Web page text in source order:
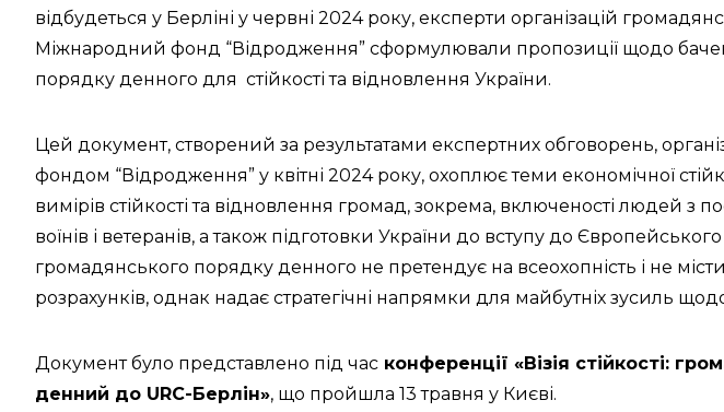
відбудеться у Берліні у червні 2024 року, експерти організацій
Міжнародний фонд “Відродження” сформулювали пропозиції щодо
порядку денного для стійкості та відновлення України.
Цей документ, створений за результатами експертних обговорень,
фондом “Відродження” у квітні 2024 року, охоплює теми економічної
вимірів стійкості та відновлення громад, зокрема, включеності людей з
воїнів і ветеранів, а також підготовки України до вступу до Європейського
громадянського порядку денного не претендує на всеохопність і не
розрахунків, однак надає стратегічні напрямки для майбутніх зусиль
Документ було представлено під час конференції «Візія стійкості:
денний до URC-Берлін», що пройшла 13 травня у Києві.